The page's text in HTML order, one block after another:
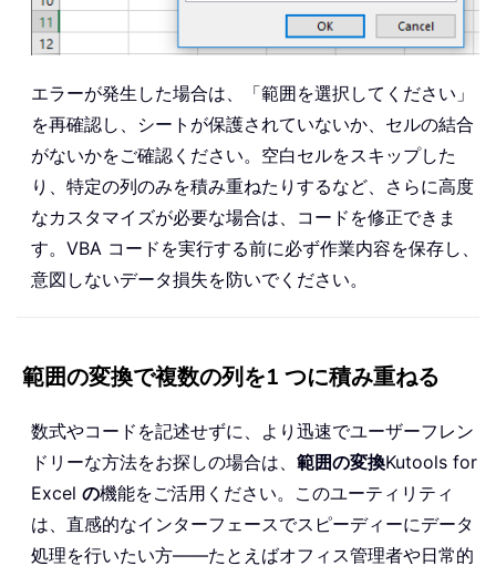
エラーが発生した場合は、「範囲を選択してください」
を再確認し、シートが保護されていないか、セルの結合
がないかをご確認ください。空白セルをスキップした
り、特定の列のみを積み重ねたりするなど、さらに高度
なカスタマイズが必要な場合は、コードを修正できま
す。VBA コードを実行する前に必ず作業内容を保存し、
意図しないデータ損失を防いでください。
範囲の変換で複数の列を1 つに積み重ねる
数式やコードを記述せずに、より迅速でユーザーフレン
ドリーな方法をお探しの場合は、 範囲の変換Kutools for
Excel の機能をご活用ください。このユーティリティ
は、直感的なインターフェースでスピーディーにデータ
処理を行いたい方——たとえばオフィス管理者や日常的